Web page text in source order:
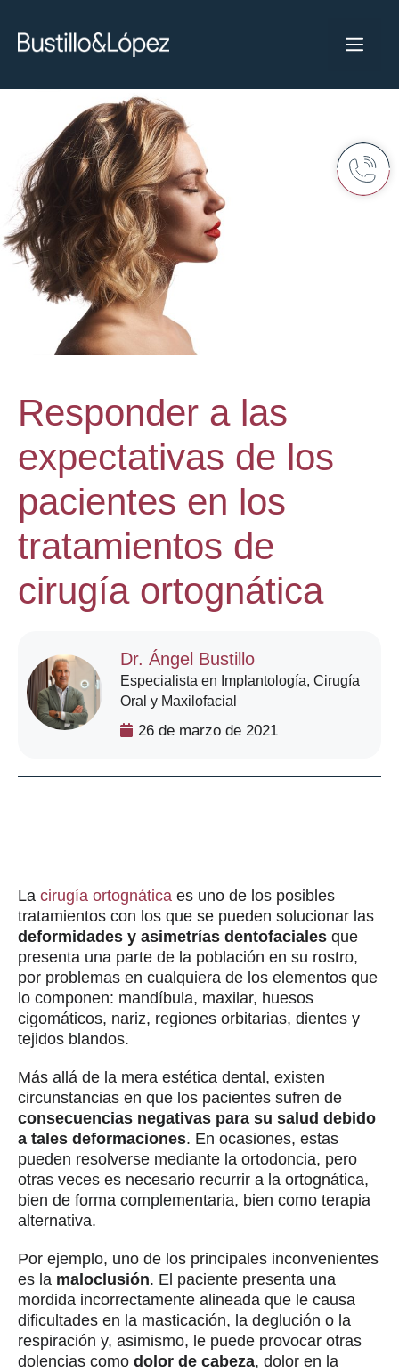
Responder a las
expectativas de los
pacientes en los
tratamientos de
cirugía ortognática
Dr. Ángel Bustillo
Especialista en Implantología, Cirugía
Oral y Maxilofacial
26 de marzo de 2021
La cirugía ortognática es uno de los posibles
tratamientos con los que se pueden solucionar las
deformidades y asimetrías dentofaciales que
presenta una parte de la población en su rostro,
por problemas en cualquiera de los elementos que
lo componen: mandíbula, maxilar, huesos
cigomáticos, nariz, regiones orbitarias, dientes y
tejidos blandos.
Más allá de la mera estética dental, existen
circunstancias en que los pacientes sufren de
consecuencias negativas para su salud debido
a tales deformaciones. En ocasiones, estas
pueden resolverse mediante la ortodoncia, pero
otras veces es necesario recurrir a la ortognática,
bien de forma complementaria, bien como terapia
alternativa.
Por ejemplo, uno de los principales inconvenientes
es la maloclusión. El paciente presenta una
mordida incorrectamente alineada que le causa
dificultades en la masticación, la deglución o la
respiración y, asimismo, le puede provocar otras
dolencias como dolor de cabeza, dolor en la